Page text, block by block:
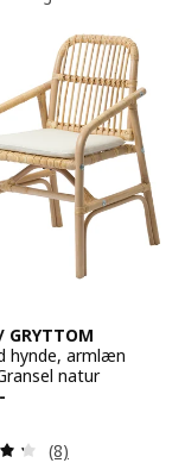
i alt:
GRYTTOM
hynde, armlæn
natur
Anmeld: 4.3 ud
(8)